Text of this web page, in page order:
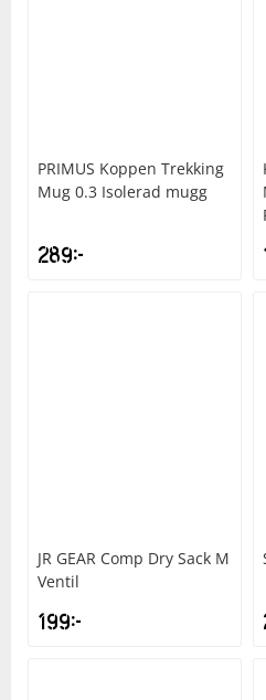
PRIMUS Koppen Trekking
Mug 0.3 Isolerad mugg
289kr
JR GEAR Comp Dry Sack M
Ventil
199kr